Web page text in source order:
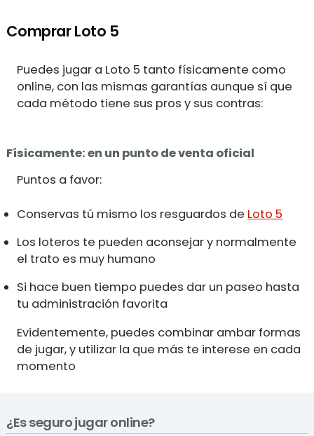
Comprar Loto 5
Puedes jugar a Loto 5 tanto físicamente como
online, con las mismas garantías aunque sí que
cada método tiene sus pros y sus contras:
Físicamente: en un punto de venta oficial
Puntos a favor:
Conservas tú mismo los resguardos de Loto 5
Los loteros te pueden aconsejar y normalmente
el trato es muy humano
Si hace buen tiempo puedes dar un paseo hasta
tu administración favorita
Evidentemente, puedes combinar ambar formas
de jugar, y utilizar la que más te interese en cada
momento
¿Es seguro jugar online?